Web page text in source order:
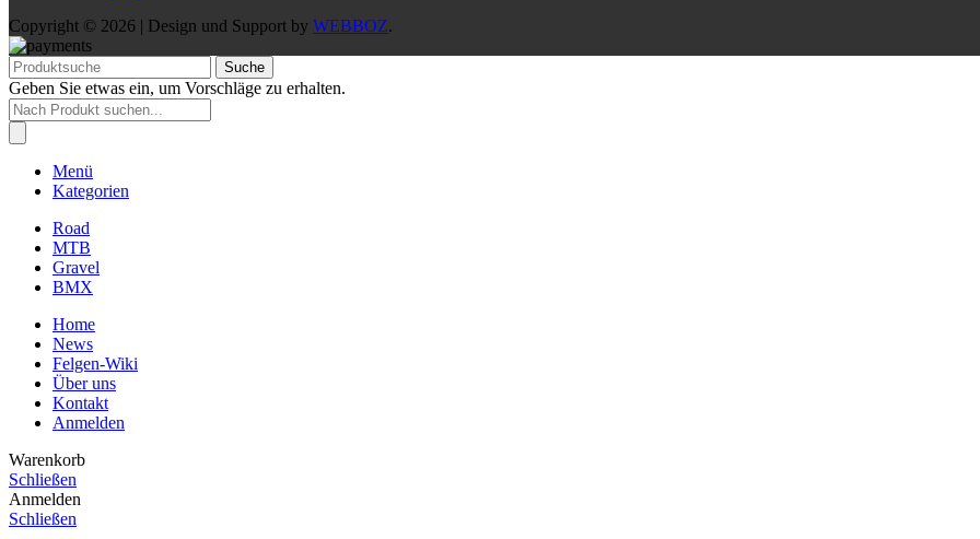
Copyright © 2026 | Design und Support by WEBBOZ.
Suche
Geben Sie etwas ein, um Vorschläge zu erhalten.
Products
search
Menü
Kategorien
Road
MTB
Gravel
BMX
Home
News
Felgen-Wiki
Über uns
Kontakt
Anmelden
Warenkorb
Schließen
Anmelden
Schließen